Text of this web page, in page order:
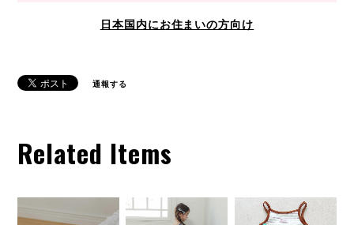
日本国内にお住まいの方向け
通報する
Related Items